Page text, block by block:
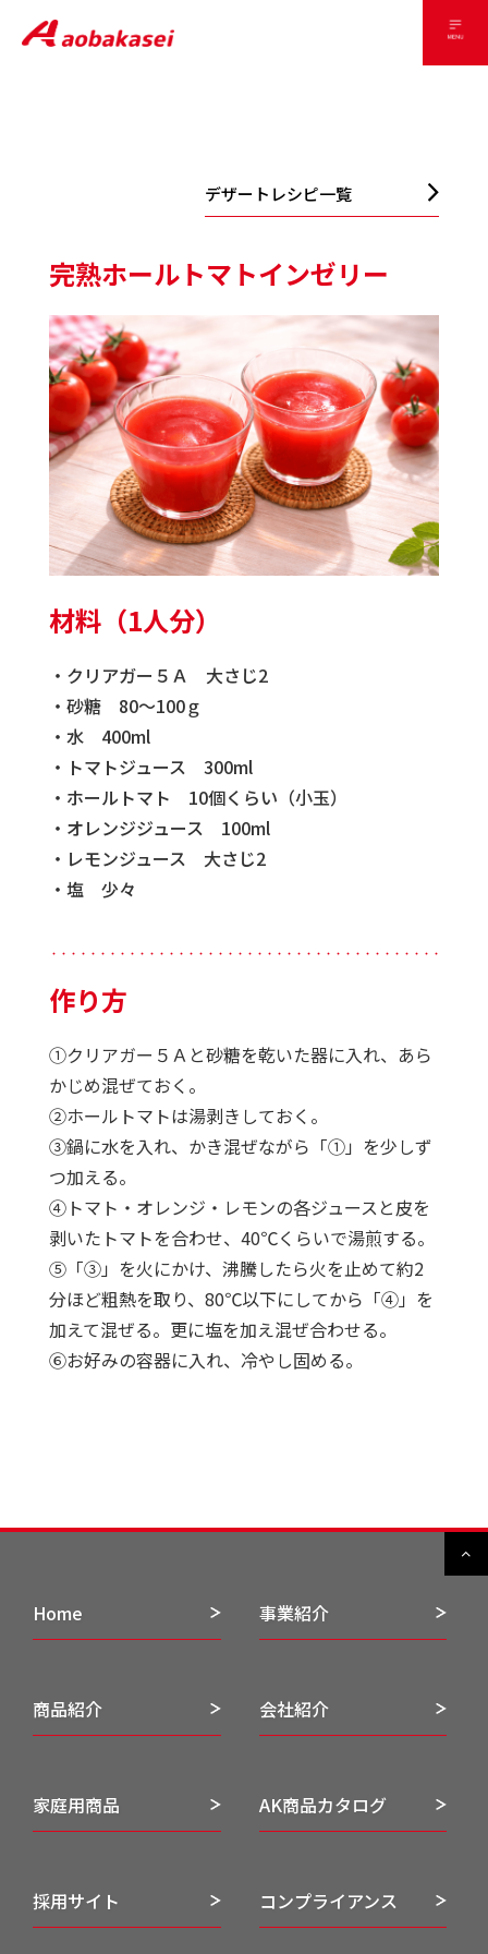
デザートレシピ一覧
完熟ホールトマトインゼリー
材料（1人分）
・クリアガー５Ａ 大さじ2
・砂糖 80～100ｇ
・水 400ml
・トマトジュース 300ml
・ホールトマト 10個くらい（小玉）
・オレンジジュース 100ml
・レモンジュース 大さじ2
・塩 少々
・・・・・・・・・・・・・・・・・・・・・・・・・・・・・・・・・・・・・・・・・・・
作り方
①クリアガー５Ａと砂糖を乾いた器に入れ、あら
かじめ混ぜておく。
②ホールトマトは湯剥きしておく。
③鍋に水を入れ、かき混ぜながら「①」を少しず
つ加える。
④トマト・オレンジ・レモンの各ジュースと皮を
剥いたトマトを合わせ、40℃くらいで湯煎する。
⑤「③」を火にかけ、沸騰したら火を止めて約2
分ほど粗熱を取り、80℃以下にしてから「④」を
加えて混ぜる。更に塩を加え混ぜ合わせる。
⑥お好みの容器に入れ、冷やし固める。
Home 事業紹介
商品紹介 会社紹介
家庭用商品 AK商品カタログ
採用サイト コンプライアンス